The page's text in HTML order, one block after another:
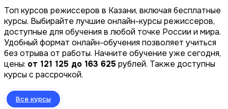
Топ курсов режиссеров в Казани, включая бесплатные
курсы. Выбирайте лучшие онлайн-курсы режиссеров,
доступные для обучения в любой точке России и мира.
Удобный формат онлайн-обучения позволяет учиться
без отрыва от работы. Начните обучение уже сегодня,
цены: от 121 125 до 163 625 рублей. Также доступны
курсы с рассрочкой.
Все курсы